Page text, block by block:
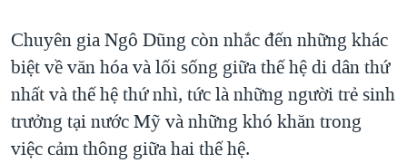
Chuyên gia Ngô Dũng còn nhắc đến những khác
biệt về văn hóa và lối sống giữa thế hệ di dân thứ
nhất và thế hệ thứ nhì, tức là những người trẻ sinh
trưởng tại nước Mỹ và những khó khăn trong
việc cảm thông giữa hai thế hệ.